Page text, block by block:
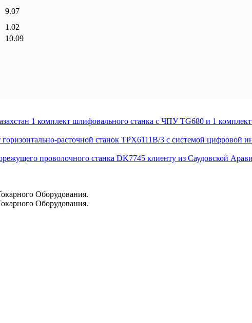
9.07
1.02
10.09
1 комплект шлифовального станка с ЧПУ TG680 и 1
расточной станок TPX6111B/3 с системой цифровой
проволочного станка DK7745 клиенту из Саудовской
Оборудования.
Оборудования.